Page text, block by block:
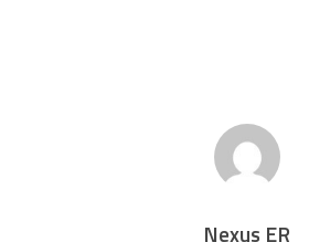
Nexus ER